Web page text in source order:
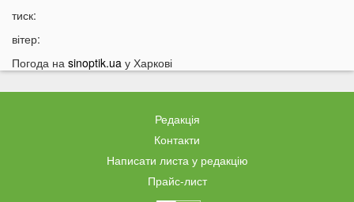
21:32
20:21
Ці продукти потрібно викинути через 48 годин: вони
можуть бути небезпечними
кого це стосується
Що категорично заборонено робити на Яблучний
Спас: повний перелік
Водіїв в Україні можуть оштрафувати на 1190 гривень
тиск:
вітер:
Погода на sinoptik.ua у Харкові
Редакція
Контакти
Написати листа у редакцію
Прайс-лист